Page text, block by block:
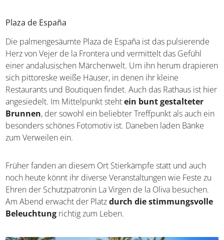
Plaza de España
Die palmengesäumte Plaza de España ist das pulsierende
Herz von Vejer de la Frontera und vermittelt das Gefühl
einer andalusischen Märchenwelt. Um ihn herum drapieren
sich pittoreske weiße Häuser, in denen ihr kleine
Restaurants und Boutiquen findet. Auch das Rathaus ist hier
angesiedelt. Im Mittelpunkt stehtein bunt gestalteter
Brunnen, der sowohl ein beliebter Treffpunkt als auch ein
besonders schönes Fotomotiv ist. Daneben laden Bänke
zum Verweilen ein.
Früher fanden an diesem Ort Stierkämpfe statt und auch
noch heute könnt ihr diverse Veranstaltungen wie Feste zu
Ehren der Schutzpatronin La Virgen de la Oliva besuchen.
Am Abend erwacht der Platzdurch die stimmungsvolle
Beleuchtung richtig zum Leben.